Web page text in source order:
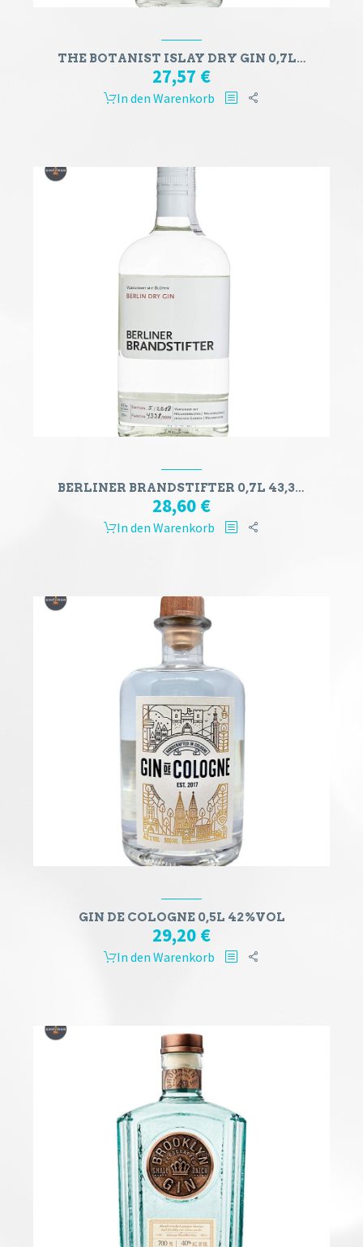
THE BOTANIST ISLAY DRY GIN 0,7L 46%VOL
27,57 €
In den Warenkorb
BERLINER BRANDSTIFTER 0,7L 43,3%VOL
28,60 €
In den Warenkorb
GIN DE COLOGNE 0,5L 42%VOL
29,20 €
In den Warenkorb